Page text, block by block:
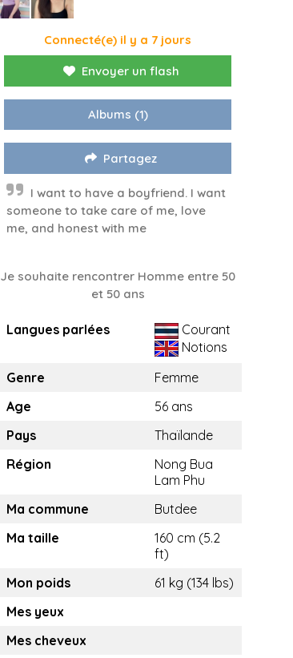
Connecté(e) il y a 7 jours
Envoyer un flash
Albums (1)
Partagez
I want to have a boyfriend. I want
someone to take care of me, love
me, and honest with me
Je souhaite rencontrer Homme entre 50
et 50 ans
Langues parlées
Courant
Notions
Genre
Femme
Age
56 ans
Pays
Thaïlande
Région
Nong Bua
Lam Phu
Ma commune
Butdee
Ma taille
160 cm (5.2
ft)
Mon poids
61 kg (134 lbs)
Mes yeux
Mes cheveux